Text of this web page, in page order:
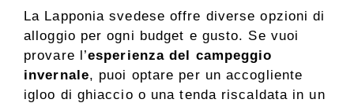
La Lapponia svedese offre diverse opzioni di
alloggio per ogni budget e gusto. Se vuoi
provare l’esperienza del campeggio
invernale, puoi optare per un accogliente
igloo di ghiaccio o una tenda riscaldata in un